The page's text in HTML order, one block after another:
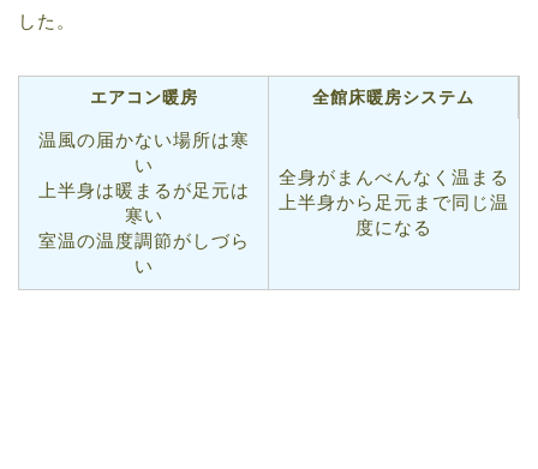
した。
エアコン暖房 全館床暖房システム
温風の届かない場所は寒
い
上半身は暖まるが足元は
寒い
室温の温度調節がしづら
い
全身がまんべんなく温まる
上半身から足元まで同じ温
度になる